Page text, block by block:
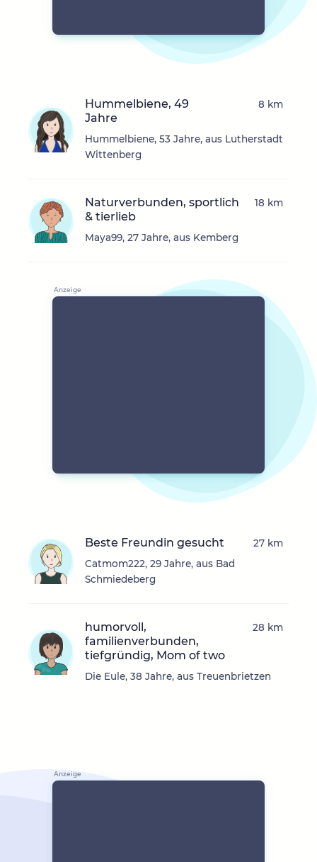
Hummelbiene, 49
Jahre
Hummelbiene, 53 Jahre, aus Lutherstadt
Wittenberg
8 km
Naturverbunden, sportlich
& tierlieb
Maya99, 27 Jahre, aus Kemberg
18 km
Beste Freundin gesucht
Catmom222, 29 Jahre, aus Bad
Schmiedeberg
27 km
humorvoll,
familienverbunden,
tiefgründig, Mom of two
Die Eule, 38 Jahre, aus Treuenbrietzen
28 km